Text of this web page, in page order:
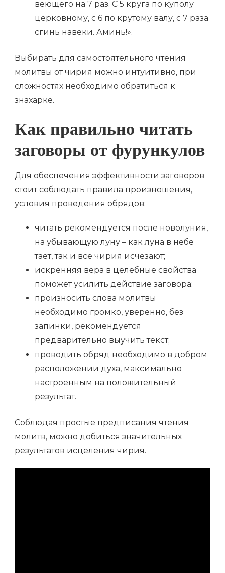
веющего на 7 раз. С 5 круга по куполу
церковному, с 6 по крутому валу, с 7 раза
сгинь навеки. Аминь!».
Выбирать для самостоятельного чтения
молитвы от чирия можно интуитивно, при
сложностях необходимо обратиться к
знахарке.
Как правильно читать
заговоры от фурункулов
Для обеспечения эффективности заговоров
стоит соблюдать правила произношения,
условия проведения обрядов:
читать рекомендуется после новолуния,
на убывающую луну – как луна в небе
тает, так и все чирия исчезают;
искренняя вера в целебные свойства
поможет усилить действие заговора;
произносить слова молитвы
необходимо громко, уверенно, без
запинки, рекомендуется
предварительно выучить текст;
проводить обряд необходимо в добром
расположении духа, максимально
настроенным на положительный
результат.
Соблюдая простые предписания чтения
молитв, можно добиться значительных
результатов исцеления чирия.